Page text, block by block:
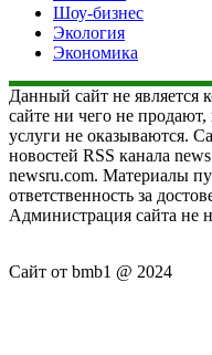
Шоу-бизнес
Экология
Экономика
Данный сайт не является
сайте ни чего не
услуги не оказываются.
новостей RSS канала
newsru.com. Материалы
ответственность за
Администрация сайта не
Сайт от bmb1 @ 2024